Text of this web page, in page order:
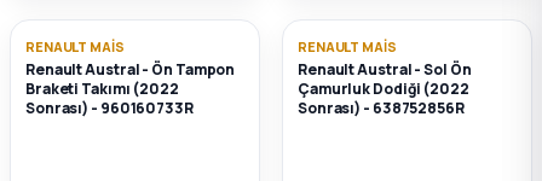
RENAULT MAIS
Renault Austral - Ön Tampon
Braketi Takımı (2022
Sonrası) - 960160733R
RENAULT MAIS
Renault Austral - Sol Ön
Çamurluk Dodiği (2022
Sonrası) - 638752856R